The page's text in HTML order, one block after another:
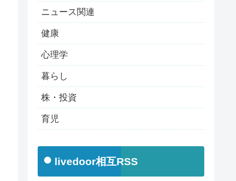
ニュース関連
健康
心理学
暮らし
株・投資
育児
livedoor相互RSS